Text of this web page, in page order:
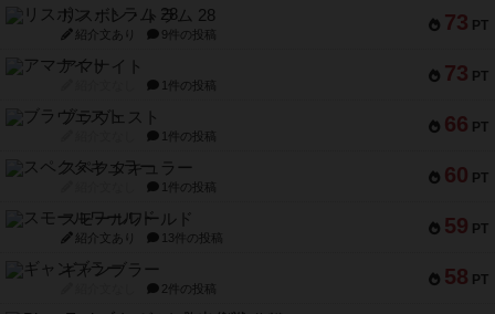
73 PT
リスボン・トラム 28
紹介文あり 9件の投稿
73 PT
アマナイト
1件の投稿
66 PT
ブラヴェスト
1件の投稿
60 PT
スペクタキュラー
1件の投稿
59 PT
スモールワールド
紹介文あり 13件の投稿
58 PT
ギャンブラー
2件の投稿